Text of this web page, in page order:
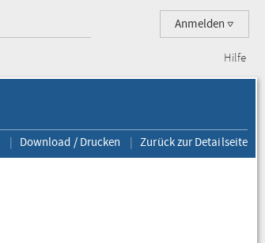
Anmelden
Hilfe
Download / Drucken Zurück zur Detailseite